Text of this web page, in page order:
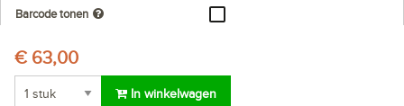
Barcode tonen
€ 63,00
In winkelwagen